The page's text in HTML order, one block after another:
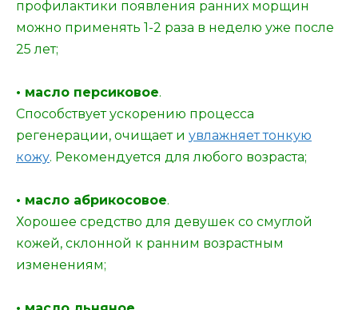
профилактики появления ранних морщин
можно применять 1-2 раза в неделю уже после
25 лет;
• масло персиковое.
Способствует ускорению процесса
регенерации, очищает и увлажняет тонкую
кожу. Рекомендуется для любого возраста;
• масло абрикосовое.
Хорошее средство для девушек со смуглой
кожей, склонной к ранним возрастным
изменениям;